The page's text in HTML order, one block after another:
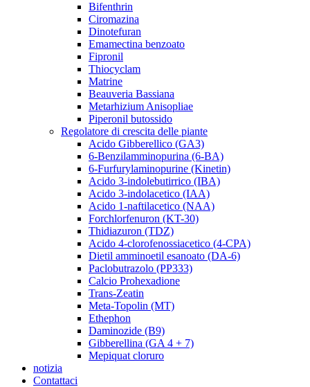
Bifenthrin
Ciromazina
Dinotefuran
Emamectina benzoato
Fipronil
Thiocyclam
Matrine
Beauveria Bassiana
Metarhizium Anisopliae
Piperonil butossido
Regolatore di crescita delle piante
Acido Gibberellico (GA3)
6-Benzilamminopurina (6-BA)
6-Furfurylaminopurine (Kinetin)
Acido 3-indolebutirrico (IBA)
Acido 3-indolacetico (IAA)
Acido 1-naftilacetico (NAA)
Forchlorfenuron (KT-30)
Thidiazuron (TDZ)
Acido 4-clorofenossiacetico (4-CPA)
Dietil amminoetil esanoato (DA-6)
Paclobutrazolo (PP333)
Calcio Prohexadione
Trans-Zeatin
Meta-Topolin (MT)
Ethephon
Daminozide (B9)
Gibberellina (GA 4 + 7)
Mepiquat cloruro
notizia
Contattaci